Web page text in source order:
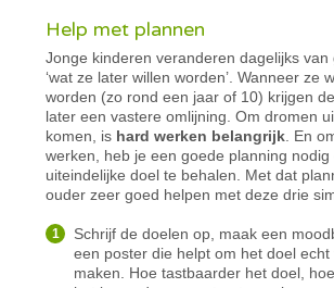
Help met plannen
Jonge kinderen veranderen dagelijks van
‘wat ze later willen worden’. Wanneer ze
worden (zo rond een jaar of 10) krijgen
later een vastere omlijning. Om dromen
komen, is hard werken belangrijk . En
werken, heb je een goede planning nodig
uiteindelijke doel te behalen. Met dat
ouder zeer goed helpen met deze drie
Schrijf de doelen op, maak een
een poster die helpt om het doel echt
maken. Hoe tastbaarder het doel,